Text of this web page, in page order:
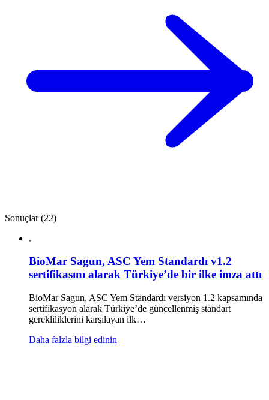
Sonuçlar (22)
BioMar Sagun, ASC Yem Standardı v1.2
sertifikasını alarak Türkiye’de bir ilke imza attı
BioMar Sagun, ASC Yem Standardı versiyon 1.2 kapsamında
sertifikasyon alarak Türkiye’de güncellenmiş standart
gerekliliklerini karşılayan ilk…
Daha falzla bilgi edinin